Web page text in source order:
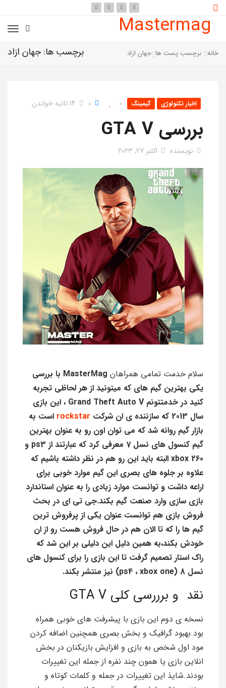
Mastermag
برچسب ها: جهان ازاد خانه برچسب پست ها جهان ازاد
اخبار تکنولوژی گیمینگ 0
0 14 ثانیه خواندن
بررسی GTA V
نویسنده اکتبر 27, 2023
سلام خدمت تمامی همراهان
MasterMag با بررسی
یکی بهترین گیم های که میتونید از هر لحاظی تجربه
کنید در خدمتتونم Grand Theft Auto V ، این بازی
سال 2013 که سازننده ی ان شرکت
rockstar است به
بازار گیم روانه شد که می توان اون رو به عنوان بهترین
گیم کنسول های نسل 7 معرفی کرد که عبارتند از ps3 و
xbox 260 البته باید این رو هم در نظر داشته باشیم که
علاوه بر جلوه های بصری این گیم موارد خوبی برای
اراعه داشت و توانست موارد زیادی را به عنوان استاندارد
بازی سازی وارد صنعت گیم بکند.جی تی ای در بحث
فروش بازی هم توانست عنوان یکی از پرفروش ترین
گیم ها را که تا الان هم در حال فروش هست رو از ان
خودش بکند،به همین دلیل این دلیلی بر این شد که
راک استار تصمیم گرفت تا این بازی را برای کنسول های
نسل 8 (ps4 ، xbox one) نیز منتشر بکند.
نقد و برررسی کلی GTA V
نسخه ی دوم این بازی با پیشرفت های خوبی همراه
بود.بهبود گرافیک و بخش بصری همچنین اضافه کردن
مود اول شخص به بازی و افزایش بازیکنان در بخش
انلاین بازی یا همون چند نفره از جمله این تغییرات
بودند.شایذ این تغییرات در جمله و کلمات کوتاه و